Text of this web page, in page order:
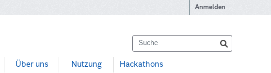
Anmelden
Über uns Nutzung Hackathons